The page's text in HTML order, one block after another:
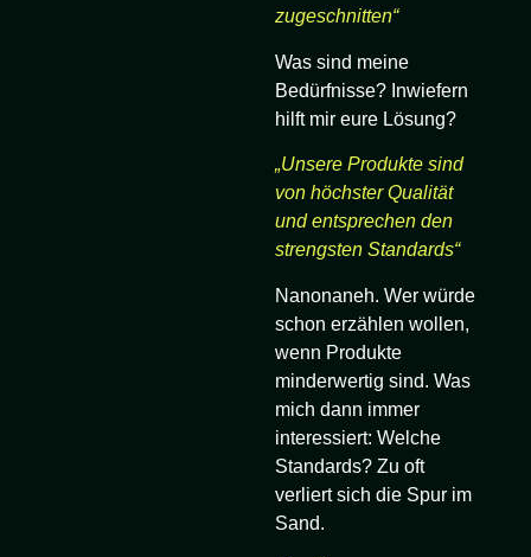
zugeschnitten“
Was sind meine
Bedürfnisse? Inwiefern
hilft mir eure Lösung?
„Unsere Produkte sind
von höchster Qualität
und entsprechen den
strengsten Standards“
Nanonaneh. Wer würde
schon erzählen wollen,
wenn Produkte
minderwertig sind. Was
mich dann immer
interessiert: Welche
Standards? Zu oft
verliert sich die Spur im
Sand.